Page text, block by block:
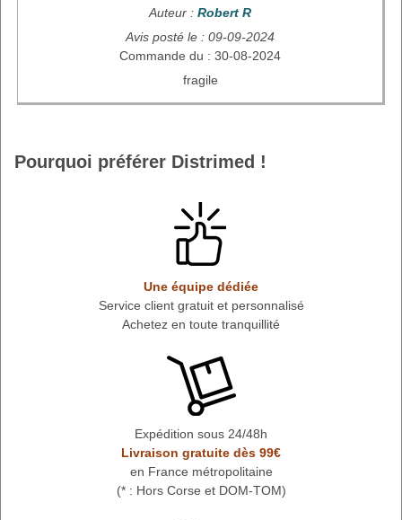
Auteur : Robert R
Avis posté le : 09-09-2024
Commande du : 30-08-2024
fragile
Pourquoi préférer Distrimed !
Une équipe dédiée
Service client gratuit et personnalisé
Achetez en toute tranquillité
Expédition sous 24/48h
Livraison gratuite dès 99€
en France métropolitaine
(* : Hors Corse et DOM-TOM)